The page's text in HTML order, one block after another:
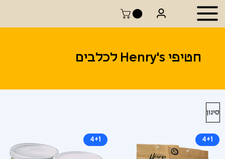
סינון
4+1
4+1
חטיפי Henry's לכלבים